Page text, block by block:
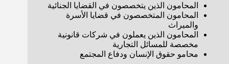
المحامون الذين يتخصصون في القضايا الجنائية
المحامون المتخصصون في قضايا الأسرة
والميراث
المحامون الذين يعملون في شركات قانونية
مخصصة للمسائل التجارية
محامو حقوق الإنسان ودفاع المجتمع